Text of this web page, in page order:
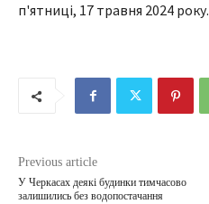
п'ятниці, 17 травня 2024 року.
Previous article
У Черкасах деякі будинки тимчасово
залишились без водопостачання